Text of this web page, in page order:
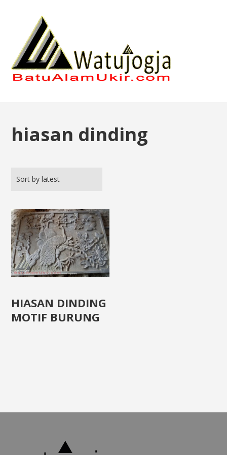
hiasan dinding
HIASAN DINDING
MOTIF BURUNG